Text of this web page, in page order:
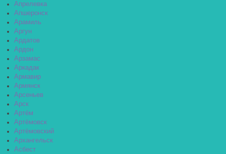
Апрелевка
Апшеронск
Арамиль
Аргун
Ардатов
Ардон
Арзамас
Аркадак
Армавир
Армянск
Арсеньев
Арск
Артём
Артёмовск
Артёмовский
Архангельск
Асбест